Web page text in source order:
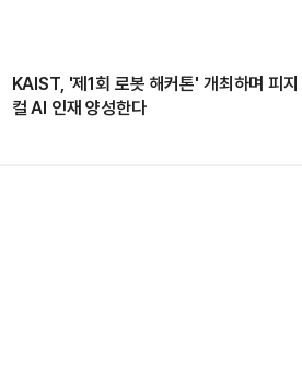
KAIST, '제1회 로봇 해커톤' 개최하며 피지
컬 AI 인재 양성한다